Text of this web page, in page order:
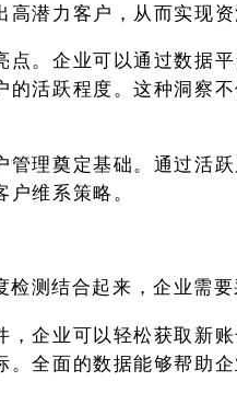
潜力客户，从而实现资
。企业可以通过数据
活跃程度。这种洞察
理奠定基础。通过活
维系策略。
测结合起来，企业需要
企业可以轻松获取新
全面的数据能够帮助